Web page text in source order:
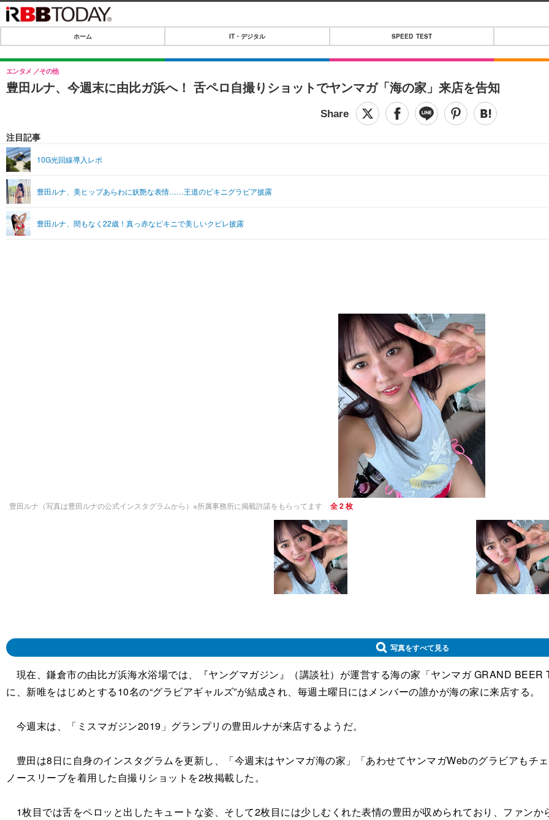
IT・デジタル
IT・デジタルTOP
SPEED TEST
音楽
ライフ
ペット
その他
リリース一覧
プッシュ通知の停止方法
ホーム IT・デジタル SPEED TEST
豊田ルナ、今週末に由比ガ浜へ！ 舌ペロ自撮りショットでヤンマガ「海の家」来店を告知
エンタメ その他
注目記事
10G光回線導入レポ
豊田ルナ、美ヒップあらわに妖艶な表情……王道のビキニグラビア披露
豊田ルナ、間もなく22歳！真っ赤なビキニで美しいクビレ披露
豊田ルナ（写真は豊田ルナの公式インスタグラムから）※所属事務所に掲載許諾をもらってます 全 2 枚
写真をすべて見る
現在、鎌倉市の由比ガ浜海水浴場では、『ヤングマガジン』（講談社）が運営する海の家「ヤンマガ GRAND
に、新唯をはじめとする10名の“グラビアギャルズ”が結成され、毎週土曜日にはメンバーの誰かが海の家に来店する。
今週末は、「ミスマガジン2019」グランプリの豊田ルナが来店するようだ。
豊田は8日に自身のインスタグラムを更新し、「今週末はヤンマガ海の家」「あわせてヤンマガWebのグラビアもチ
ノースリーブを着用した自撮りショットを2枚掲載した。
1枚目では舌をペロッと出したキュートな姿、そして2枚目には少しむくれた表情の豊田が収められており、ファンか